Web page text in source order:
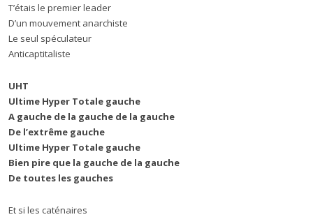
T’étais le premier leader
D’un mouvement anarchiste
Le seul spéculateur
Anticaptitaliste
UHT
Ultime Hyper Totale gauche
A gauche de la gauche de la gauche
De l’extrême gauche
Ultime Hyper Totale gauche
Bien pire que la gauche de la gauche
De toutes les gauches
Et si les caténaires